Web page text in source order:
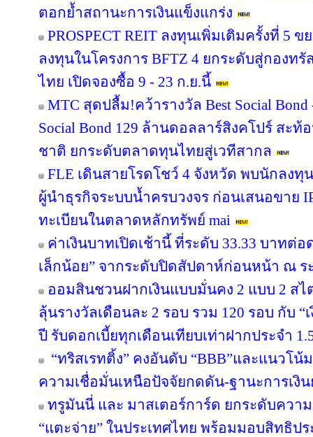
ตอกย้ำสถานะการเงินแข็งแกร่ง
PROSPECT REIT ลงทุนเพิ่มเติมครั้งที่ 5
ลงทุนในโครงการ BFTZ 4 ยกระดับสู่กองท
ไทย เปิดจองซื้อ 9 - 23 ก.ย.นี้
MTC สุดปลื้ม!คว้ารางวัล Best Social
Social Bond 129 ล้านดอลลาร์สิงคโปร์ สะ
ชาติ ยกระดับตลาดทุนไทยสู่เวทีสากล
FLE เดินสายโรดโชว์ 4 จังหวัด พบนักลง
ผู้นำธุรกิจระบบน้ำครบวงจร ก่อนเสนอขาย
ทะเบียนในตลาดหลักทรัพย์ mai
ค่าเงินบาทเปิดเช้านี้ ที่ระดับ 33.33 บาทต่
เล็กน้อย” จากระดับปิดสัปดาห์ก่อนหน้า ณ ร
ออมสินชวนฝากเงินแบบมั่นคง 2 แบบ 2 สไ
ลุ้นรางวัลเดือนละ 2 รอบ รวม 120 รอบ กับ
ปี รับดอกเบี้ยทุกเดือนเทียบเท่าฝากประจำ
“ทริสเรทติ้ง” คงอันดับ “BBB”และแนวโน้
ความเชื่อมั่นเหนือปัจจัยกดดัน-ฐานะการเงิน
ทรูมันนี่ และ มาสเตอร์การ์ด ยกระดับควา
“แตะจ่าย” ในประเทศไทย พร้อมมอบสิทธิป